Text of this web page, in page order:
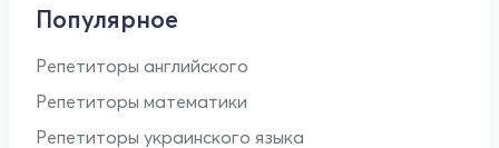
Популярное
Репетиторы английского
Репетиторы математики
Репетиторы украинского языка